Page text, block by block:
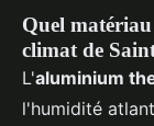
Quel
climat de
L'aluminium
l'humidité